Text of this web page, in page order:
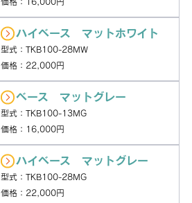
ハイベース マットホワイト
型式：TKB100-28MW
価格：22,000円
ベース マットグレー
型式：TKB100-13MG
価格：16,000円
ハイベース マットグレー
型式：TKB100-28MG
価格：22,000円